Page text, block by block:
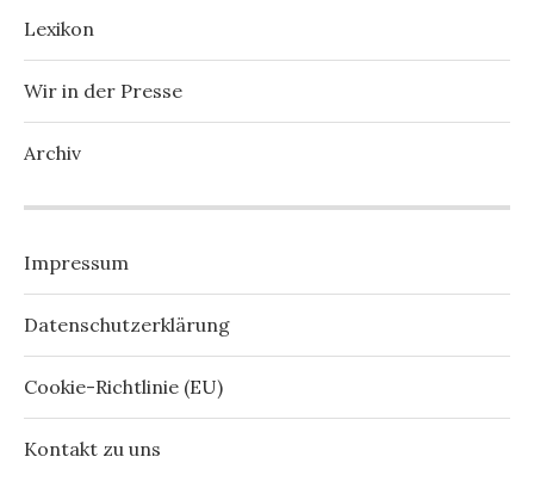
Lexikon
Wir in der Presse
Archiv
Impressum
Datenschutzerklärung
Cookie-Richtlinie (EU)
Kontakt zu uns